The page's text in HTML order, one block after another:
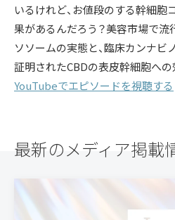
いるけれど、お値段のする幹細
果があるんだろう？美容市場で流
ソソームの実態と、臨床カンナビ
証明されたCBDの表皮幹細胞への
YouTubeでエピソードを視聴する
最新のメディア掲載